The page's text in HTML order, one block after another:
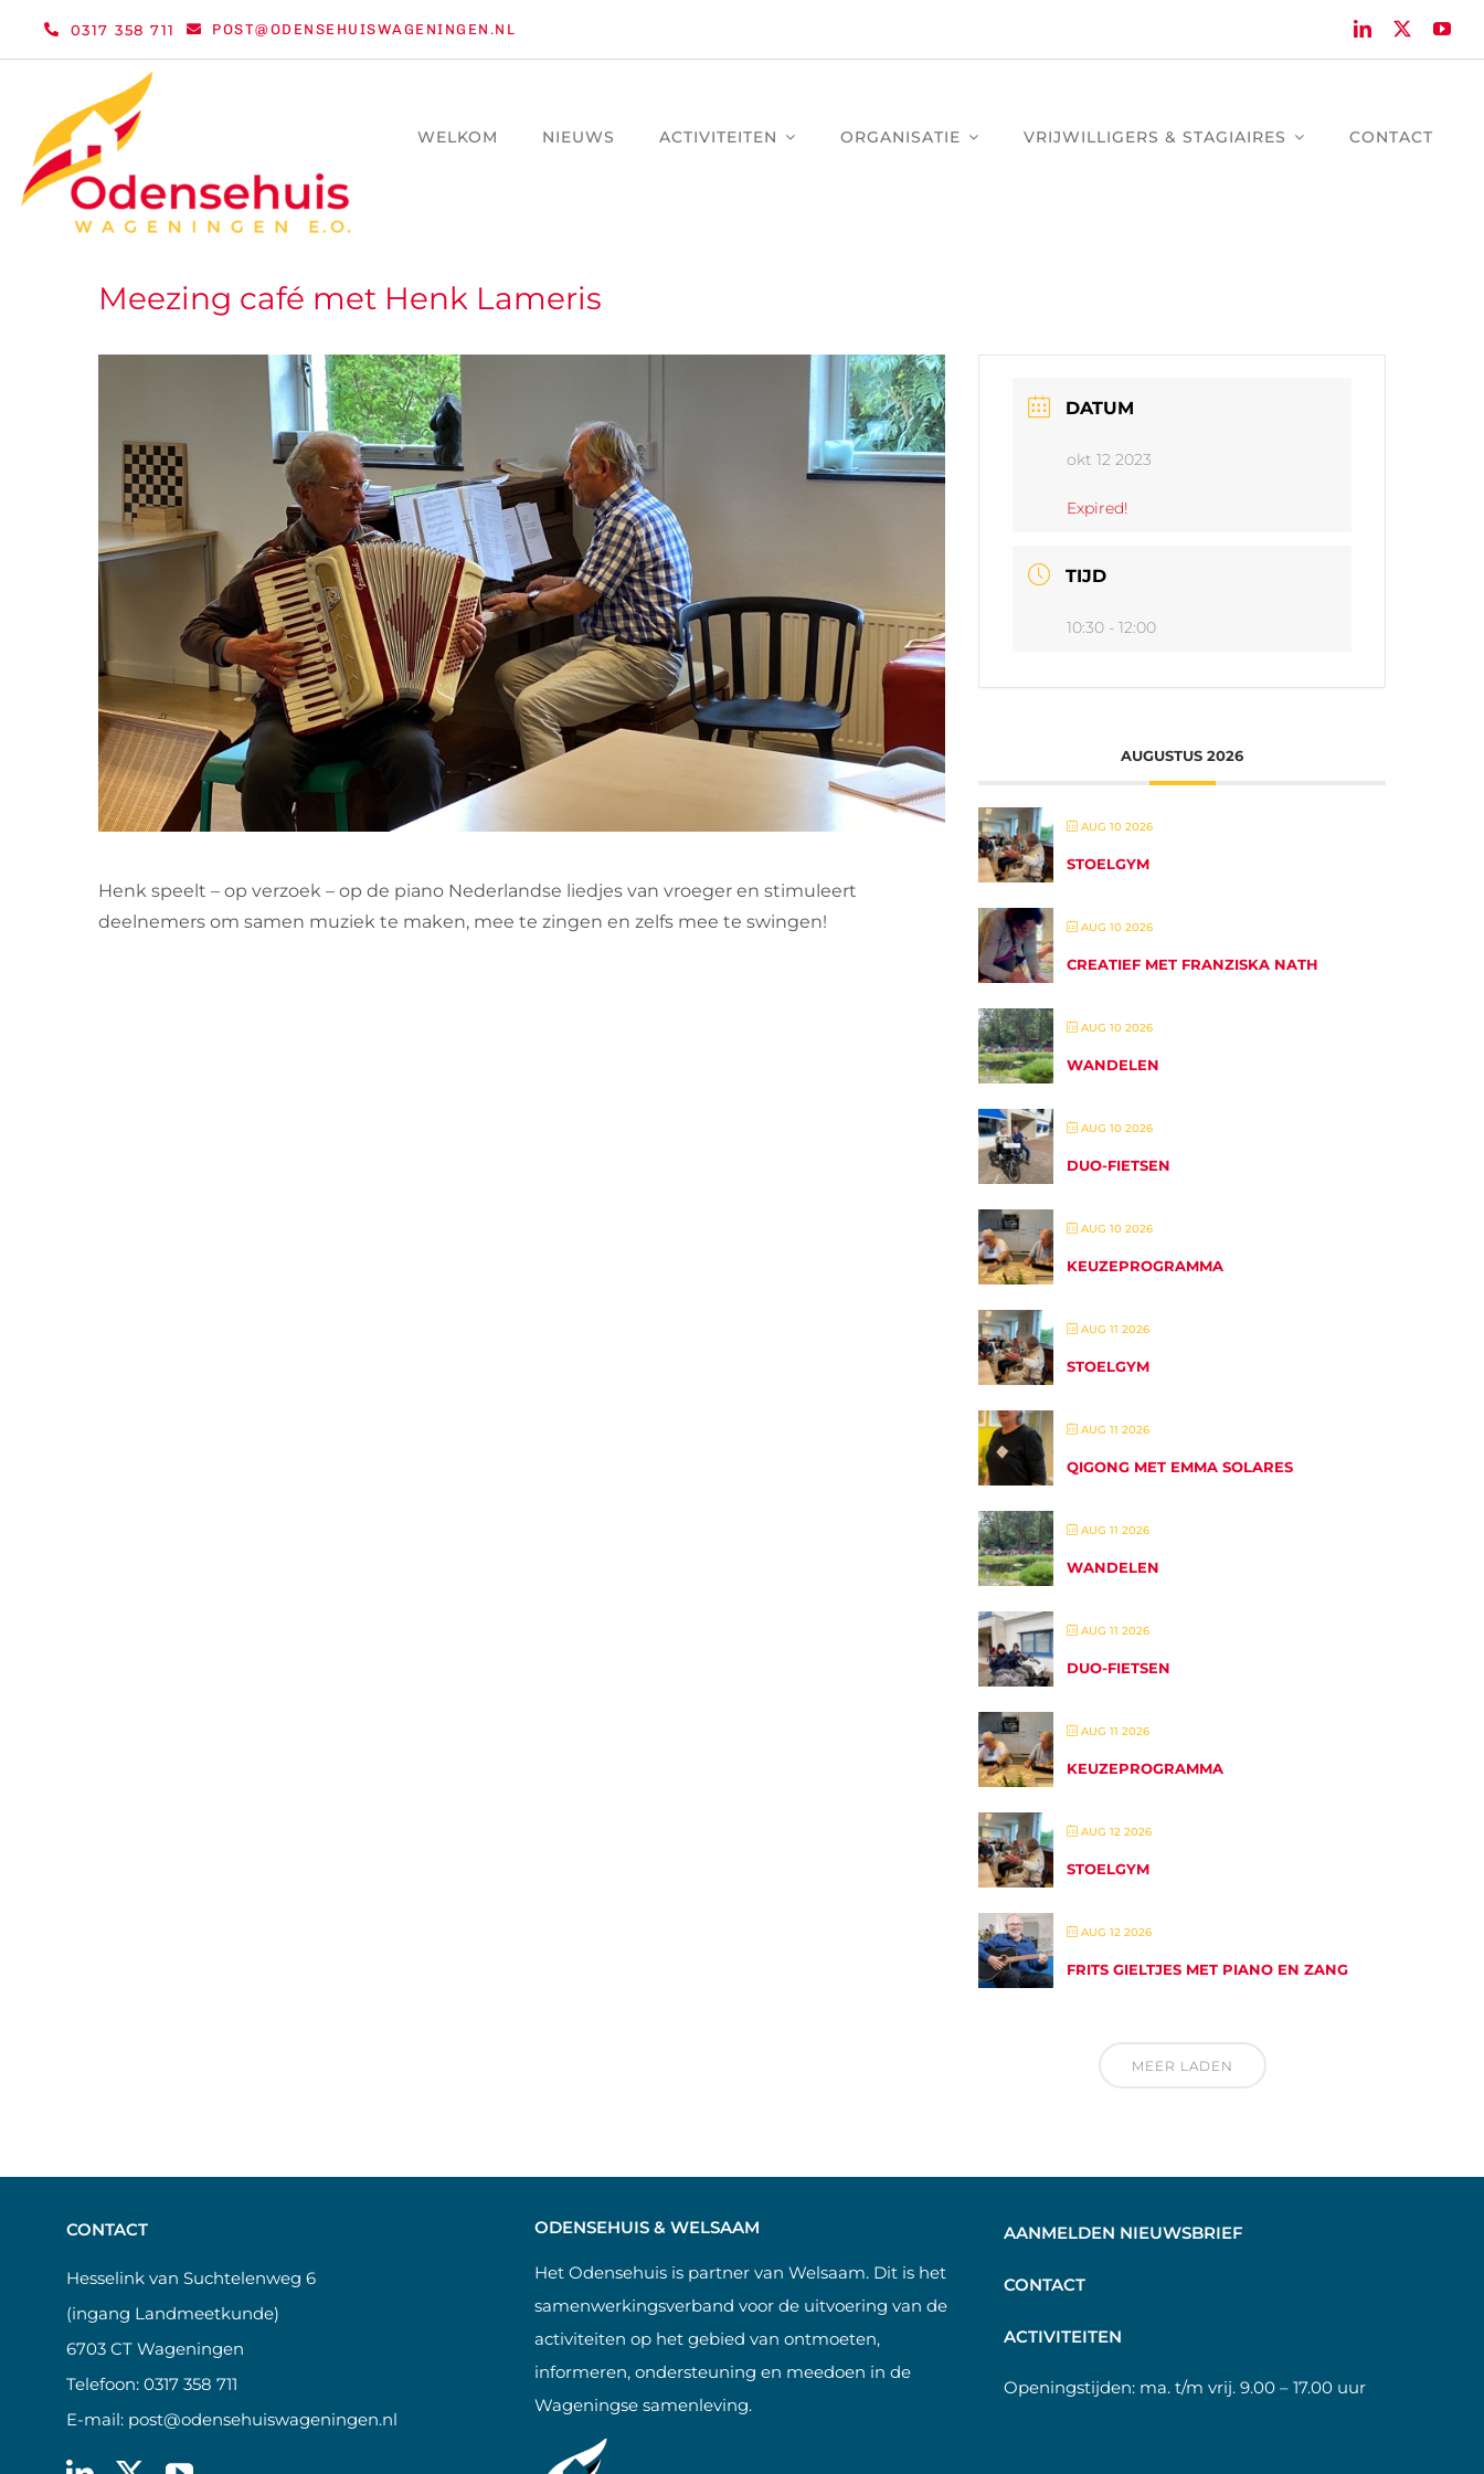
0317 358 711 POST@ODENSEHUISWAGENINGEN.NL
WELKOM NIEUWS ACTIVITEITEN ORGANISATIE VRIJWILLIGERS & STAGIAIRES CONTACT
Meezing café met Henk Lameris
Henk speelt – op verzoek – op de piano Nederlandse liedjes van vroeger en stimuleert
deelnemers om samen muziek te maken, mee te zingen en zelfs mee te swingen!
DATUM
okt 12 2023
Expired!
TIJD
10:30 - 12:00
AUGUSTUS 2026
AUG 10 2026
STOELGYM
AUG 10 2026
CREATIEF MET FRANZISKA NATH
AUG 10 2026
WANDELEN
AUG 10 2026
DUO-FIETSEN
AUG 10 2026
KEUZEPROGRAMMA
AUG 11 2026
STOELGYM
AUG 11 2026
QIGONG MET EMMA SOLARES
AUG 11 2026
WANDELEN
AUG 11 2026
DUO-FIETSEN
AUG 11 2026
KEUZEPROGRAMMA
AUG 12 2026
STOELGYM
AUG 12 2026
FRITS GIELTJES MET PIANO EN ZANG
MEER LADEN
CONTACT
Hesselink van Suchtelenweg 6
(ingang Landmeetkunde)
6703 CT Wageningen
Telefoon: 0317 358 711
E-mail: post@odensehuiswageningen.nl
ODENSEHUIS & WELSAAM
Het Odensehuis is partner van Welsaam. Dit is het
samenwerkingsverband voor de uitvoering van de
activiteiten op het gebied van ontmoeten,
informeren, ondersteuning en meedoen in de
Wageningse samenleving.
AANMELDEN NIEUWSBRIEF
CONTACT
ACTIVITEITEN
Openingstijden: ma. t/m vrij. 9.00 – 17.00 uur